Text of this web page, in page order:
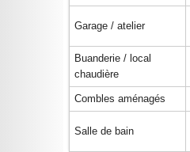
Garage / atelier
Buanderie / local
chaudière
Combles aménagés
Salle de bain